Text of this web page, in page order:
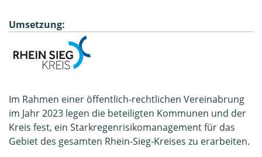
Umsetzung:
Im Rahmen einer öffentlich-rechtlichen Vereinabrung
im Jahr 2023 legen die beteiligten Kommunen und der
Kreis fest, ein Starkregenrisikomanagement für das
Gebiet des gesamten Rhein-Sieg-Kreises zu erarbeiten.